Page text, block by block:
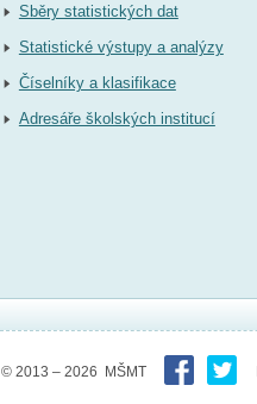
Sběry statistických dat
Statistické výstupy a analýzy
Číselníky a klasifikace
Adresáře školských institucí
© 2013 – 2026 MŠMT